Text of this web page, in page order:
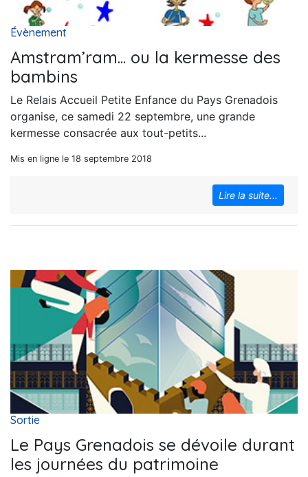
Évènement
Amstram’ram... ou la kermesse des
bambins
Le Relais Accueil Petite Enfance du Pays Grenadois
organise, ce samedi 22 septembre, une grande
kermesse consacrée aux tout-petits...
Mis en ligne le 18 septembre 2018
Lire la suite...
Sortie
Le Pays Grenadois se dévoile durant
les journées du patrimoine